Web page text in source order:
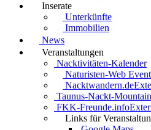
Inserate
Unterkünfte
Immobilien
News
Veranstaltungen
Nacktivitäten-Kalender
Naturisten-Web
Nacktwandern.de
Taunus-Nackt-
FKK-Freunde.info
Links für